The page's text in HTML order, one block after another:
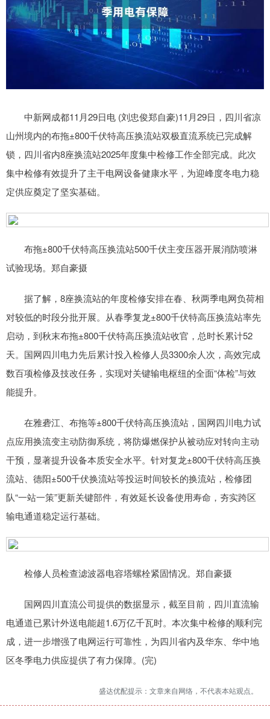
中新网成都11月29日电 (刘忠俊郑自豪)11月29日，四川省凉
山州境内的布拖±800千伏特高压换流站双极直流系统已完成解
锁，四川省内8座换流站2025年度集中检修工作全部完成。此次
集中检修有效提升了主干电网设备健康水平，为迎峰度冬电力稳
定供应奠定了坚实基础。
布拖±800千伏特高压换流站500千伏主变压器开展消防喷淋
试验现场。郑自豪摄
据了解，8座换流站的年度检修安排在春、秋两季电网负荷相
对较低的时段分批开展。从春季复龙±800千伏特高压换流站率先
启动，到秋末布拖±800千伏特高压换流站收官，总时长累计52
天。国网四川电力先后累计投入检修人员3300余人次，高效完成
数百项检修及技改任务，实现对关键输电枢纽的全面“体检”与效
能提升。
在雅砻江、布拖等±800千伏特高压换流站，国网四川电力试
点应用换流变主动防御系统，将防爆燃保护从被动应对转向主动
干预，显著提升设备本质安全水平。针对复龙±800千伏特高压换
流站、德阳±500千伏换流站等投运时间较长的换流站，检修团
队“一站一策”更新关键部件，有效延长设备使用寿命，夯实跨区
输电通道稳定运行基础。
检修人员检查滤波器电容塔螺栓紧固情况。郑自豪摄
国网四川直流公司提供的数据显示，截至目前，四川直流输
电通道已累计外送电能超1.6万亿千瓦时。本次集中检修的顺利完
成，进一步增强了电网运行可靠性，为四川省内及华东、华中地
区冬季电力供应提供了有力保障。(完)
盛达优配提示：文章来自网络，不代表本站观点。